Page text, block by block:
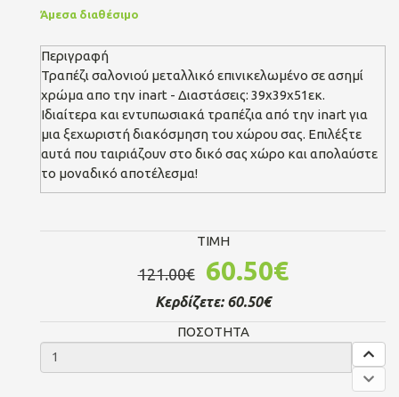
Άμεσα διαθέσιμο
Περιγραφή
Τραπέζι σαλονιού μεταλλικό επινικελωμένο σε ασημί
χρώμα απο την inart - Διαστάσεις: 39x39x51εκ.
Ιδιαίτερα και εντυπωσιακά τραπέζια από την inart για
μια ξεχωριστή διακόσμηση του χώρου σας. Επιλέξτε
αυτά που ταιριάζουν στο δικό σας χώρο και απολαύστε
το μοναδικό αποτέλεσμα!
TIMH
121.00€ 60.50€
Κερδίζετε: 60.50€
ΠΟΣΟΤΗΤΑ